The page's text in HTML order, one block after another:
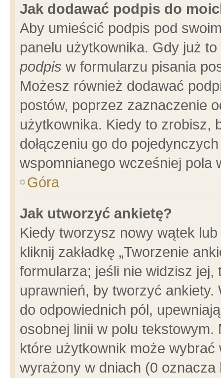
Jak dodawać podpis do
Aby umieścić podpis pod
panelu użytkownika. Gdy już
podpis w formularzu pisania
Możesz również dodawać
postów, poprzez zaznaczenie
użytkownika. Kiedy to zrobisz,
dołączeniu go do
wspomnianego wcześniej pola
Góra
Jak utworzyć ankietę?
Kiedy tworzysz nowy wątek
kliknij zakładkę „Tworzenie
formularza; jeśli nie widzisz
uprawnień, by tworzyć ankiety.
do odpowiednich pól,
osobnej linii w polu
które użytkownik może
wyrażony w dniach (0